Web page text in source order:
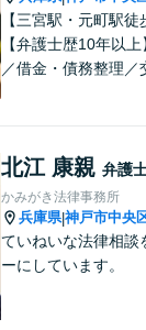
可】
【三宮駅・元町駅徒
【弁護士歴10年以
／借金・債務整理／
ていただいています
ごとがあればお気軽
間・土日祝対応】【
相談無料】
北江 康親 弁護
かみがき法律事務所
兵庫県|神戸市中央
ていねいな法律相談
ーにしています。